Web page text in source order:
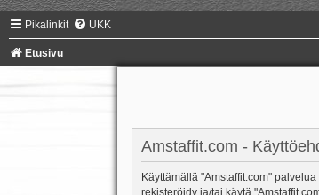
Pikalinkit UKK
Etusivu
Amstaffit.com -
Käyttämällä "Amstaffit.com"
rekisteröidy ja/tai käytä